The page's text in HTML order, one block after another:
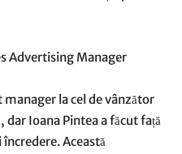
Advertising Manager
la cel de vânzător
Ioana Pintea a făcut față
Această